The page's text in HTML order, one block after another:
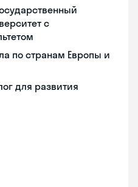
с
по странам Европы и
для развития